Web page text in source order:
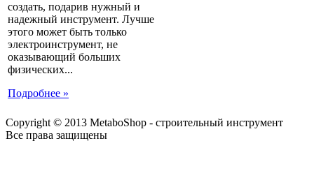
создать, подарив нужный и
надежный инструмент. Лучше
этого может быть только
электроинструмент, не
оказывающий больших
физических...
Подробнее »
Copyright © 2013 MetaboShop - строительный инструмент
Все права защищены